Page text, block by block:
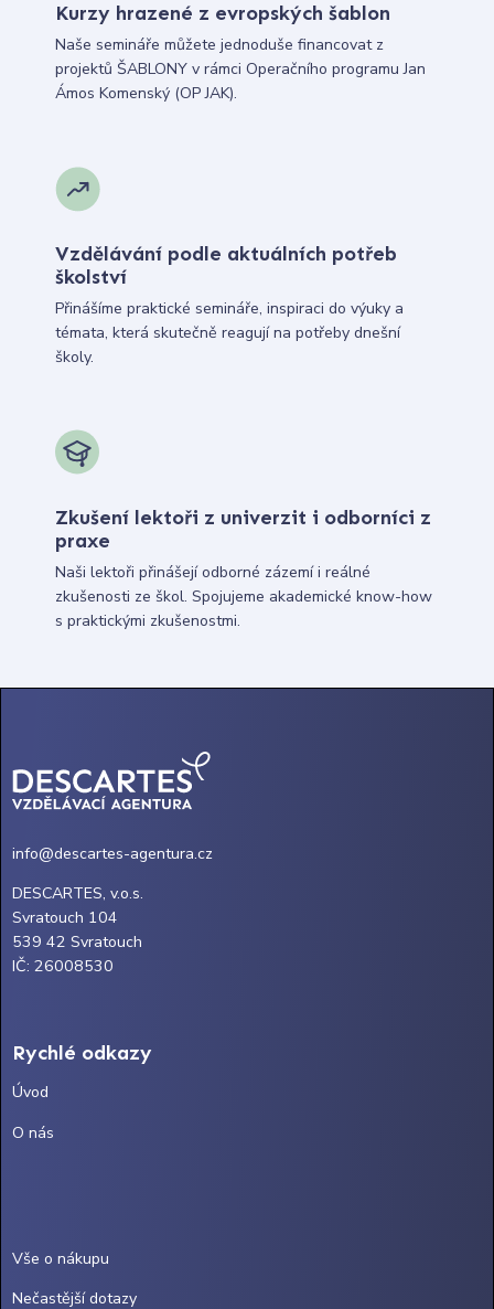
Kurzy hrazené z evropských šablon
Naše semináře můžete jednoduše financovat z
projektů ŠABLONY v rámci Operačního programu Jan
Ámos Komenský (OP JAK).
Vzdělávání podle aktuálních potřeb
školství
Přinášíme praktické semináře, inspiraci do výuky a
témata, která skutečně reagují na potřeby dnešní
školy.
Zkušení lektoři z univerzit i odborníci z
praxe
Naši lektoři přinášejí odborné zázemí i reálné
zkušenosti ze škol. Spojujeme akademické know-how
s praktickými zkušenostmi.
info@descartes-agentura.cz
DESCARTES, v.o.s.
Svratouch 104
539 42 Svratouch
IČ: 26008530
Rychlé odkazy
Úvod
O nás
Vše o nákupu
Nečastější dotazy